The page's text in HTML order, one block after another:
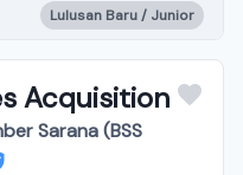
Lulusan Baru / Junior
Acquisition
Sarana (BSS